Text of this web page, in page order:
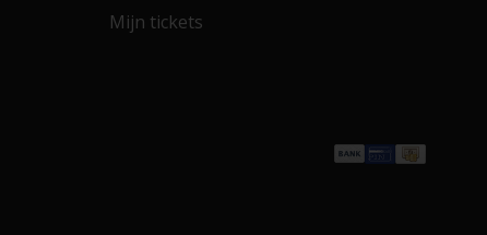
Mijn tickets